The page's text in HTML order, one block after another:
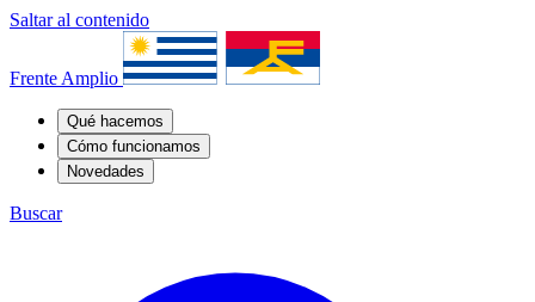
Saltar al contenido
Frente Amplio
Qué hacemos
Cómo funcionamos
Novedades
Buscar